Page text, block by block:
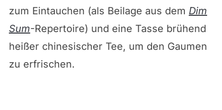
zum Eintauchen (als Beilage aus dem Dim
Sum-Repertoire) und eine Tasse brühend
heißer chinesischer Tee, um den Gaumen
zu erfrischen.